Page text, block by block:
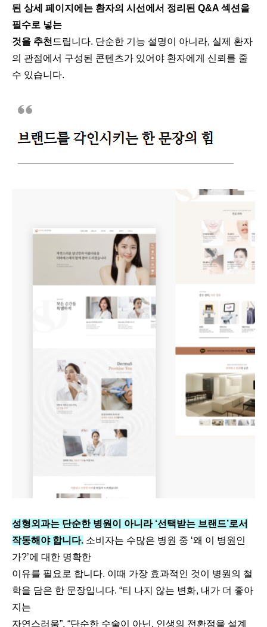
된 상세 페이지에는 환자의 시선에서 정리된 Q&A 섹션을
필수로 넣는
것을 추천 드립니다. 단순한 기능 설명이 아니라, 실제 환자
의 관점에서 구성된 콘텐츠가 있어야 환자에게 신뢰를 줄
수 있습니다​.
성형외과는 단순한 병원이 아니라 ‘선택받는 브랜드’로서
작동해야 합니다. 소비자는 수많은 병원 중 ‘왜 이 병원인
가?’에 대한 명확한
이유를 필요로 합니다. 이때 가장 효과적인 것이 병원의 철
학을 담은 한 문장입니다. “티 나지 않는 변화, 내가 더 좋아
지는
자연스러움”, “단순한 수술이 아닌, 인생의 전환점을 설계